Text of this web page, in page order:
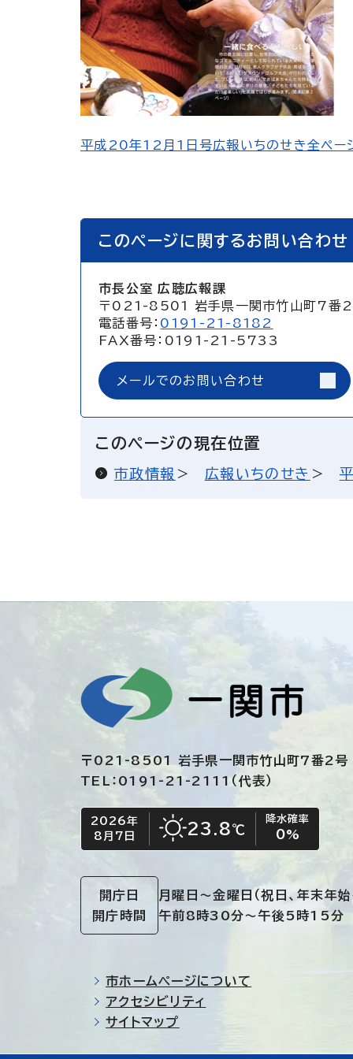
平成20年12月1日号広報いちのせき全ペー
このページに関するお問い合わせ
市長公室 広聴広報課
〒021-8501 岩手県一関市竹山町7番
電話番号： 0191-21-8182
FAX番号：0191-21-5733
メールでのお問い合わせ
このページの現在位置
市政情報 広報いちのせき
〒021-8501 岩手県一関市竹山町7番2号
TEL：0191-21-2111（代表）
今日の日付
2026年
8月7日
今日の天気
晴れ
23.8℃
降水確率
0%
開庁日
開庁時間
月曜日～金曜日 （祝日、年末年
午前8時30分～午後5時15分
市ホームページについて
アクセシビリティ
サイトマップ